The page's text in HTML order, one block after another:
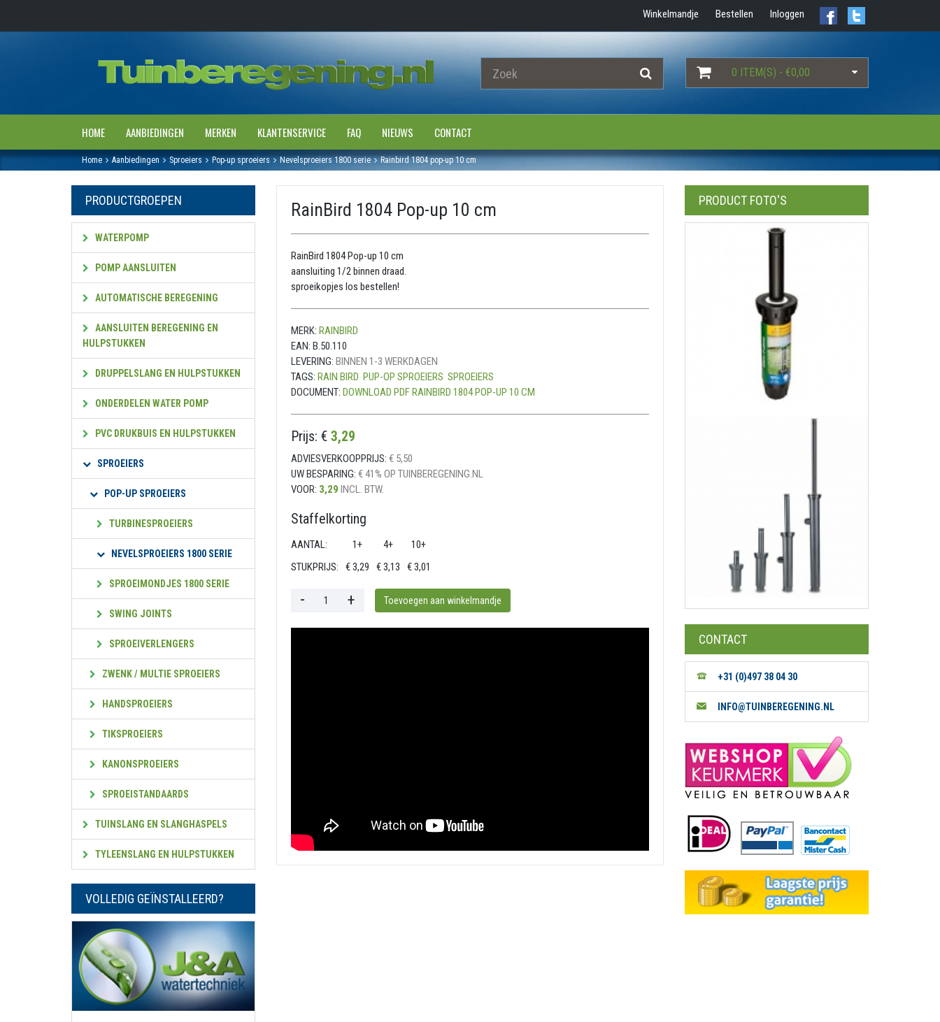
Winkelmandje Bestellen Inloggen
0 ITEM(S) - €0,00
HOME AANBIEDINGEN MERKEN KLANTENSERVICE FAQ NIEUWS CONTACT
Home Aanbiedingen Sproeiers Pop-up sproeiers Nevelsproeiers 1800 serie Rainbird 1804 pop-up 10 cm
PRODUCTGROEPEN
WATERPOMP
POMP AANSLUITEN
AUTOMATISCHE BEREGENING
AANSLUITEN BEREGENING EN
HULPSTUKKEN
DRUPPELSLANG EN HULPSTUKKEN
ONDERDELEN WATER POMP
PVC DRUKBUIS EN HULPSTUKKEN
SPROEIERS
POP-UP SPROEIERS
TURBINESPROEIERS
NEVELSPROEIERS 1800 SERIE
SPROEIMONDJES 1800 SERIE
SWING JOINTS
SPROEIVERLENGERS
ZWENK / MULTIE SPROEIERS
HANDSPROEIERS
TIKSPROEIERS
KANONSPROEIERS
SPROEISTANDAARDS
TUINSLANG EN SLANGHASPELS
TYLEENSLANG EN HULPSTUKKEN
VOLLEDIG GEÏNSTALLEERD?
RainBird 1804 Pop-up 10 cm
RainBird 1804 Pop-up 10 cm
aansluiting 1/2 binnen draad.
sproeikopjes los bestellen!
MERK: RAINBIRD
EAN: B.50.110
LEVERING: BINNEN 1-3 WERKDAGEN
TAGS: RAIN BIRD PUP-OP SPROEIERS SPROEIERS
DOCUMENT: DOWNLOAD PDF RAINBIRD 1804 POP-UP 10 CM
Prijs: € 3,29
ADVIESVERKOOPPRIJS: € 5,50
UW BESPARING: € 41% OP TUINBEREGENING.NL
VOOR: 3,29 INCL. BTW.
Staffelkorting
AANTAL: 1+ 4+
10+
STUKPRIJS:
€ 3,29 € 3,13 € 3,01
PRODUCT FOTO'S
CONTACT
+31 (0)497 38 04 30
INFO@TUINBEREGENING.NL